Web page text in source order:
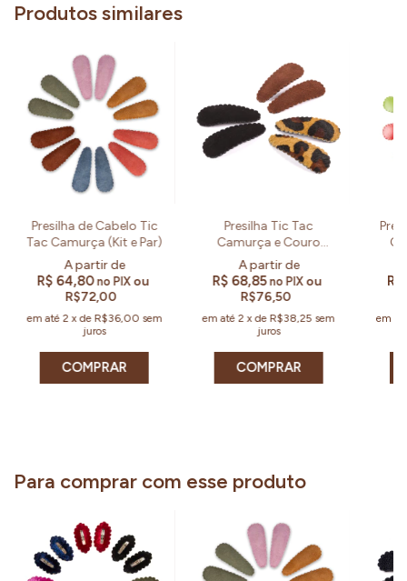
Produtos similares
Presilha de Cabelo Tic
Tac Camurça (Kit e Par)
R$ 64,80no PIX ou
R$72,00
em até 2 xde R$36,00 sem
juros
COMPRAR
Presilha Tic Tac
Camurça e Couro
Upcycled Onça (Kit e
Par)
R$ 68,85 no PIXou
R$76,50
em até2 xdeR$38,25 sem
juros
COMPRAR
em
Para comprar com esse produto